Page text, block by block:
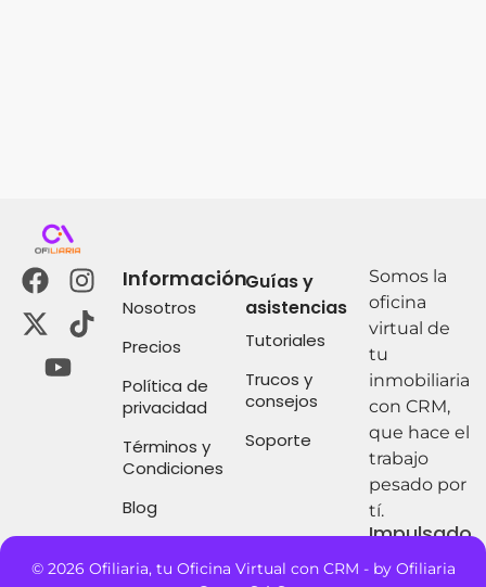
Información
Nosotros
Precios
Política de
privacidad
Términos y
Condiciones
Blog
Guías y
asistencias
Tutoriales
Trucos y
consejos
Soporte
Somos la
oficina
virtual de
tu
inmobiliaria
con CRM,
que hace el
trabajo
pesado por
tí.
Impulsado
© 2026 Ofiliaria, tu Oficina Virtual con CRM - by Ofiliaria